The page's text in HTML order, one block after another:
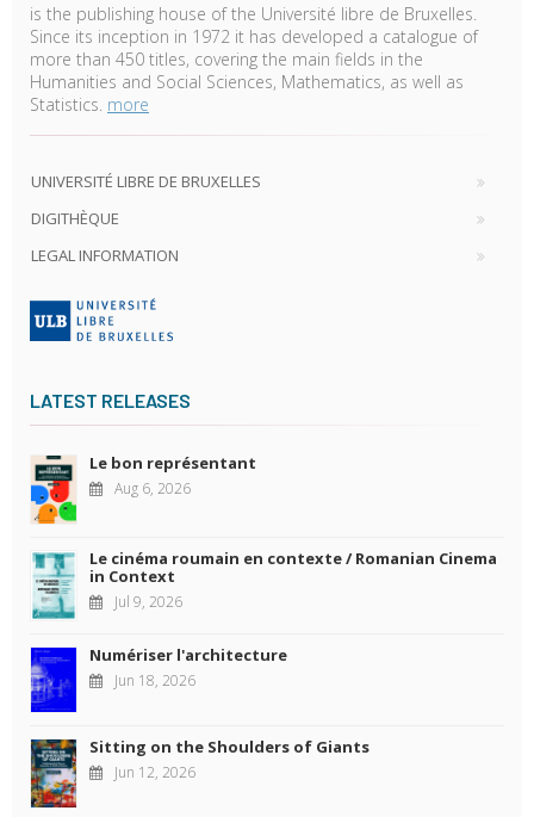
is the publishing house of the Université libre de Bruxelles.
Since its inception in 1972 it has developed a catalogue of
more than 450 titles, covering the main fields in the
Humanities and Social Sciences, Mathematics, as well as
Statistics. more
UNIVERSITÉ LIBRE DE BRUXELLES
DIGITHÈQUE
LEGAL INFORMATION
LATEST RELEASES
Le bon représentant
Aug 6, 2026
Le cinéma roumain en contexte / Romanian Cinema
in Context
Jul 9, 2026
Numériser l'architecture
Jun 18, 2026
Sitting on the Shoulders of Giants
Jun 12, 2026